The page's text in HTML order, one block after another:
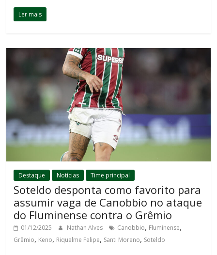
Ler mais
Destaque Notícias Time principal
Soteldo desponta como favorito para
assumir vaga de Canobbio no ataque
do Fluminense contra o Grêmio
01/12/2025 Nathan Alves Canobbio, Fluminense,
Grêmio, Keno, Riquelme Felipe, Santi Moreno, Soteldo